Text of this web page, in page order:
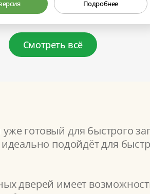
Подробнее
Смотреть всё
готовый для быстрого
подойдёт для
дверей имеет